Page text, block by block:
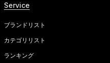
Service
ブランドリスト
カテゴリリスト
ランキング